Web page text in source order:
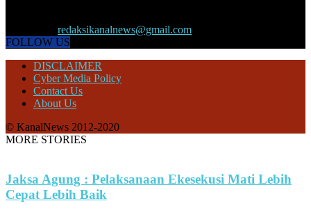
redaksikanalnews@gmail.com
FOLLOW US
DISCLAIMER
Cyber Media Policy
Contact Us
About Us
© KanalNews 2012-2020
MORE STORIES
Jaksa Agung : Pelaksanaan Ekesekusi Mati Lebih
Cepat Lebih Baik